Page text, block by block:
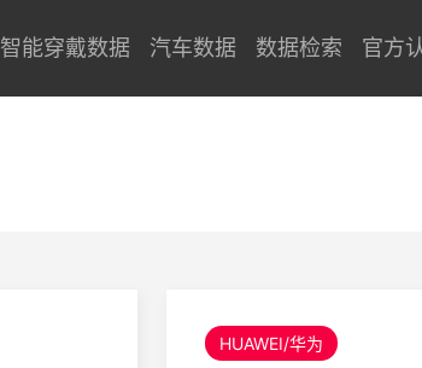
智能穿戴数据 汽车数据 数据检索 官方
HUAWEI/华为